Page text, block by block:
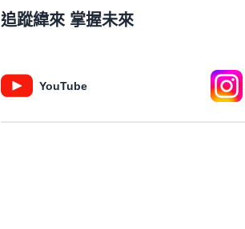
追蹤緯來 掌握未來
YouTube